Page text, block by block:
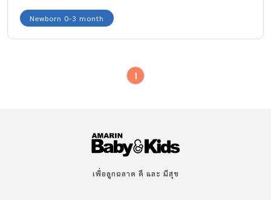
รู้ เพื่อจะได้ “ฝึกลูกนอนหลับยาว” กันค่ะ
Newborn 0-3 month
1
เพื่อลูกฉลาด ดี และ มีสุข